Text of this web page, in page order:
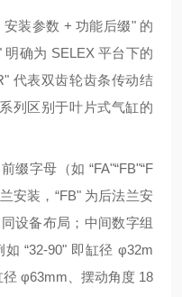
装参数 + 功能后缀" 的
明确为 SELEX 平台下的
代表双齿轮齿条传动结
列区别于叶片式气缸的
缀字母（如 “FA"“FB"“F
安装，“FB" 为后法兰安
设备布局；中间数字组
“32-90" 即缸径 φ32m
径 φ63mm、摆动角度 18